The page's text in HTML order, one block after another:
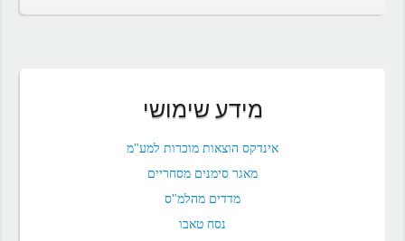
מידע שימושי
אינדקס הוצאות מוכרות למע"מ
מאגר סימנים מסחריים
מדדים מהלמ"ס
נסח טאבו